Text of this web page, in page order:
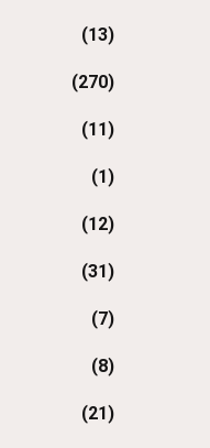
(13)
(270)
(11)
(1)
(12)
(31)
(7)
(8)
(21)